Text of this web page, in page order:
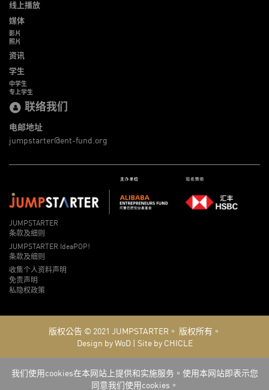
线上播放
媒体
影片
照片
资讯
学生
中学生
专上学生
联络我们
电邮地址
jumpstarter@ent-fund.org
JUMPSTARTER
条款及细则
JUMPSTARTER IdeaPOP!
条款及细则
收集个人资料声明
免责声明
私隐权政策
版权公告 © 2021 JUMPSTARTER。 版权所有。
Design by WoD| Site by CHICLE
我们使用cookies在本网站上提供和实施服务。使用本网站即表示您
同意我们使用cookies。